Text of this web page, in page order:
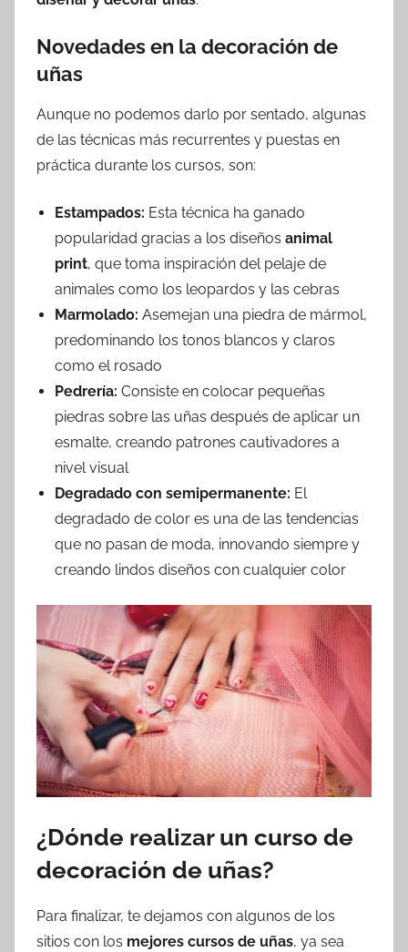
Novedades en la decoración de
uñas
Aunque no podemos darlo por sentado, algunas
de las técnicas más recurrentes y puestas en
práctica durante los cursos, son:
Estampados: Esta técnica ha ganado
popularidad gracias a los diseños animal
print, que toma inspiración del pelaje de
animales como los leopardos y las cebras
Marmolado: Asemejan una piedra de mármol,
predominando los tonos blancos y claros
como el rosado
Pedrería: Consiste en colocar pequeñas
piedras sobre las uñas después de aplicar un
esmalte, creando patrones cautivadores a
nivel visual
Degradado con semipermanente: El
degradado de color es una de las tendencias
que no pasan de moda, innovando siempre y
creando lindos diseños con cualquier color
¿Dónde realizar un curso de
decoración de uñas?
Para finalizar, te dejamos con algunos de los
sitios con los mejores cursos de uñas, ya sea